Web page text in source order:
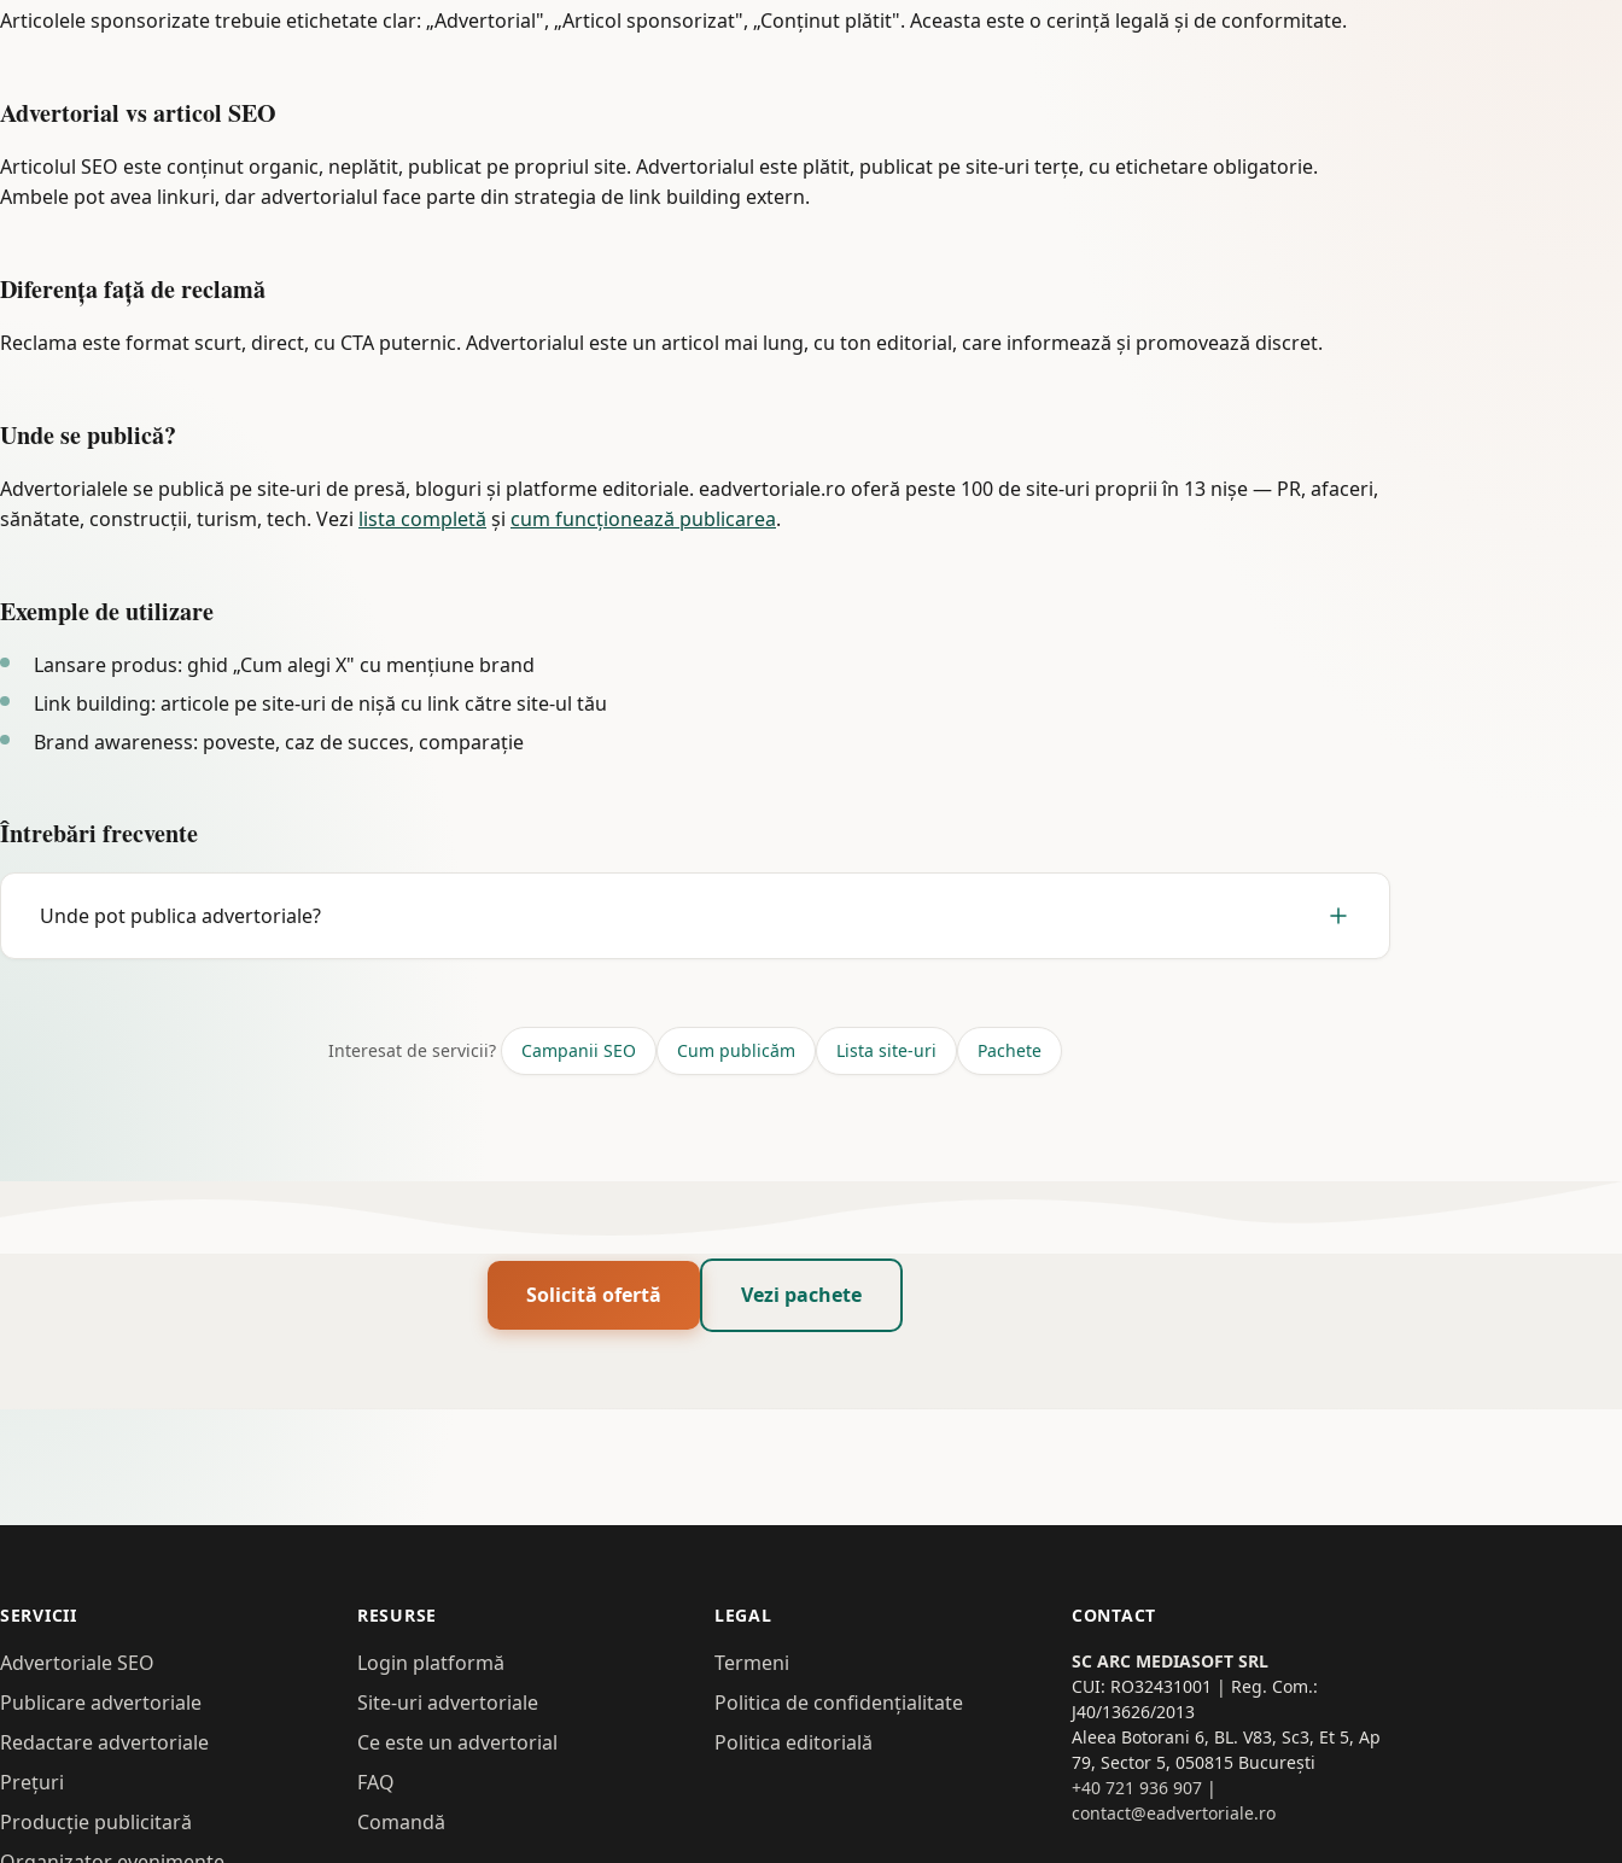
Articolele sponsorizate trebuie etichetate clar: „Advertorial", „Articol sponsorizat", „Conținut plătit". Aceasta este o cerință legală și de conformitate.
Advertorial vs articol SEO
Articolul SEO este conținut organic, neplătit, publicat pe propriul site. Advertorialul este plătit, publicat pe site-uri terțe, cu etichetare obligatorie.
Ambele pot avea linkuri, dar advertorialul face parte din strategia de link building extern.
Diferența față de reclamă
Reclama este format scurt, direct, cu CTA puternic. Advertorialul este un articol mai lung, cu ton editorial, care informează și promovează discret.
Unde se publică?
Advertorialele se publică pe site-uri de presă, bloguri și platforme editoriale. eadvertoriale.ro oferă peste 100 de site-uri proprii în 13 nișe — PR, afaceri,
sănătate, construcții, turism, tech. Vezi lista completă și cum funcționează publicarea.
Exemple de utilizare
Lansare produs: ghid „Cum alegi X" cu mențiune brand
Link building: articole pe site-uri de nișă cu link către site-ul tău
Brand awareness: poveste, caz de succes, comparație
Întrebări frecvente
Unde pot publica advertoriale?
Interesat de servicii? Campanii SEO Cum publicăm Lista site-uri Pachete
Solicită ofertă Vezi pachete
SERVICII
Advertoriale SEO
Publicare advertoriale
Redactare advertoriale
Prețuri
Producție publicitară
RESURSE
Login platformă
Site-uri advertoriale
Ce este un advertorial
FAQ
Comandă
LEGAL
Termeni
Politica de confidențialitate
Politica editorială
CONTACT
SC ARC MEDIASOFT SRL
CUI: RO32431001 | Reg. Com.:
J40/13626/2013
Aleea Botorani 6, BL. V83, Sc3, Et 5, Ap
79, Sector 5, 050815 București
+40 721 936 907 |
contact@eadvertoriale.ro